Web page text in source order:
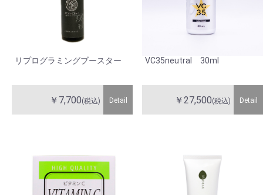
リプログラミングブースター
￥7,700(税込) Detail
VC35neutral 30ml
￥27,500(税込) Detail